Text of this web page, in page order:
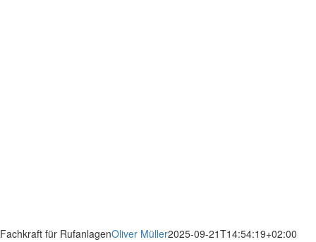
Fachkraft für RufanlagenOliver Müller2025-09-21T14:54:19+02:00